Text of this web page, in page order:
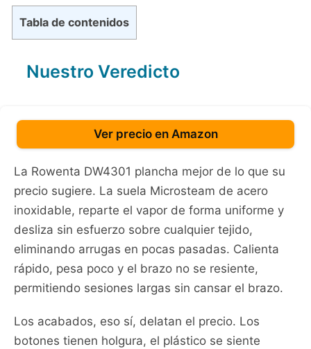
Tabla de contenidos
Nuestro Veredicto
Ver precio en Amazon
La Rowenta DW4301 plancha mejor de lo que su
precio sugiere. La suela Microsteam de acero
inoxidable, reparte el vapor de forma uniforme y
desliza sin esfuerzo sobre cualquier tejido,
eliminando arrugas en pocas pasadas. Calienta
rápido, pesa poco y el brazo no se resiente,
permitiendo sesiones largas sin cansar el brazo.
Los acabados, eso sí, delatan el precio. Los
botones tienen holgura, el plástico se siente